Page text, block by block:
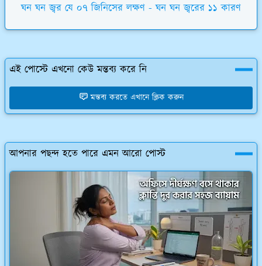
ঘন ঘন জ্বর যে ০৭ জিনিসের লক্ষণ - ঘন ঘন জ্বরের ১১ কারণ
এই পোস্টে এখনো কেউ মন্তব্য করে নি
মন্তব্য করতে এখানে ক্লিক করুন
আপনার পছন্দ হতে পারে এমন আরো পোস্ট